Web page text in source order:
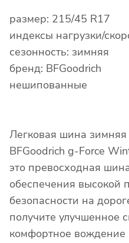
размер: 215/45 R17
индексы нагрузки/
сезонность: зимняя
бренд: BFGoodrich
нешипованные
Легковая шина
BFGoodrich g-Force
это превосходная
обеспечения высокой
безопасности на
получите улучшенное
комфортное вождение